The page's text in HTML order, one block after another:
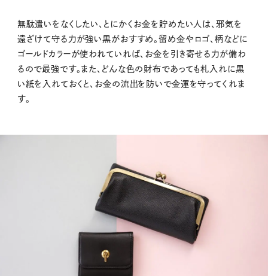
無駄遣いをなくしたい、とにかくお金を貯めたい人は、邪気を
遠ざけて守る力が強い黒がおすすめ。留め金やロゴ、柄などに
ゴールドカラーが使われていれば、お金を引き寄せる力が備わ
るので最強です。また、どんな色の財布であっても札入れに黒
い紙を入れておくと、お金の流出を防いで金運を守ってくれま
す。